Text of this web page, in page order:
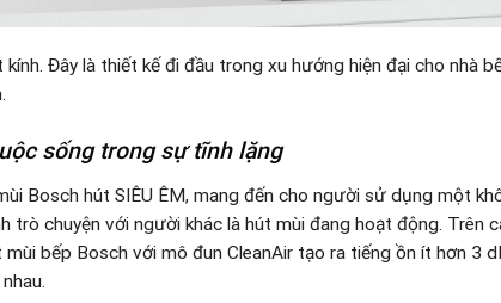
Đây là thiết kế đi đầu trong xu hướng hiện đại cho nhà
sống trong sự tĩnh lặng
Bosch hút SIÊU ÊM, mang đến cho người sử dụng một
trò chuyện với người khác là hút mùi đang hoạt động. Trên
mùi bếp Bosch với mô đun CleanAir tạo ra tiếng ồn ít hơn 3